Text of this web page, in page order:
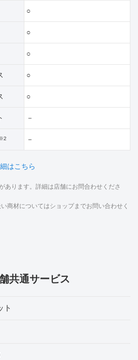
○
○
○
○
○
－
－
はこちら
あります。詳細は店舗にお問合わせくださ
商材についてはショップまでお問い合わせく
共通サービス
ト